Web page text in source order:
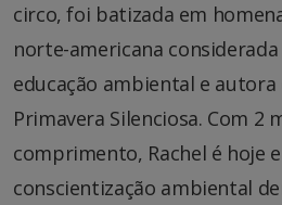
circo, foi batizada em
norte-americana
educação ambiental e
Primavera Silenciosa. Com 2
comprimento, Rachel é hoje
conscientização ambiental